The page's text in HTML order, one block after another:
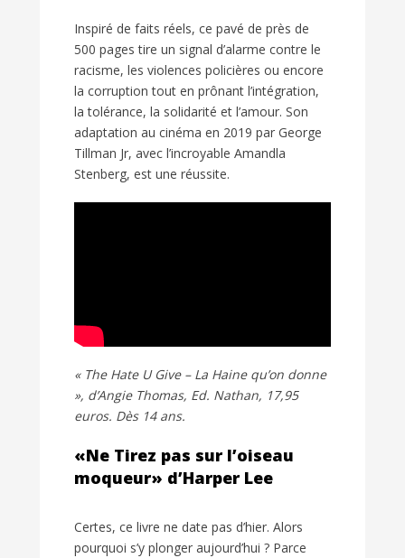
Inspiré de faits réels, ce pavé de près de
500 pages tire un signal d’alarme contre le
racisme, les violences policières ou encore
la corruption tout en prônant l’intégration,
la tolérance, la solidarité et l’amour. Son
adaptation au cinéma en 2019 par George
Tillman Jr, avec l’incroyable Amandla
Stenberg, est une réussite.
« The Hate U Give – La Haine qu’on donne
», d’Angie Thomas, Ed. Nathan, 17,95
euros. Dès 14 ans.
«Ne Tirez pas sur l’oiseau
moqueur» d’Harper Lee
Certes, ce livre ne date pas d’hier. Alors
pourquoi s’y plonger aujourd’hui ? Parce